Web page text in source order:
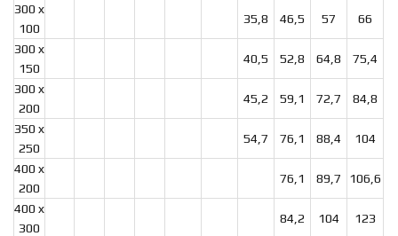
300 x
100
35,8 46,5 57 66
300 x
150
40,5 52,8 64,8 75,4
300 x
200
45,2 59,1 72,7 84,8
350 x
250
54,7 76,1 88,4 104
400 x
200
76,1 89,7 106,6
400 x
300
84,2 104 123